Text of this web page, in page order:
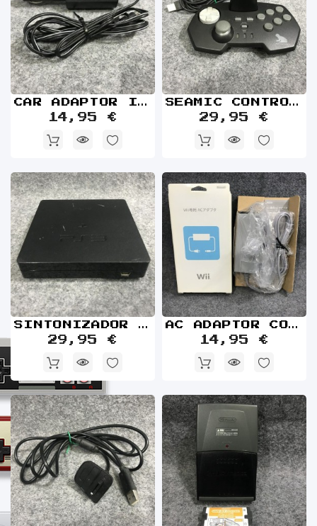
CAR ADAPTOR II HGG 3016 SEGA GAME GEAR
14,95 €
SEAMIC CONTROLLER USB SONY PLAYSTATION 2 PS2 MANDO
29,95 €
SINTONIZADOR DIGITAL TORNE CECH ZD1 JAP SONY PLAYSTATION 3 PS3
29,95 €
AC ADAPTOR CON CAJA JAP NINTENDO WII
14,95 €